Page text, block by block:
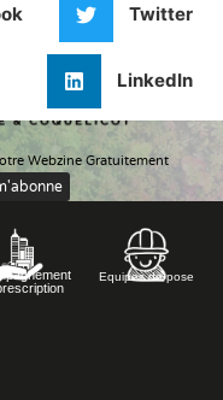
Twitter
LinkedIn
Webzine Gratuitement
Equipes de pose